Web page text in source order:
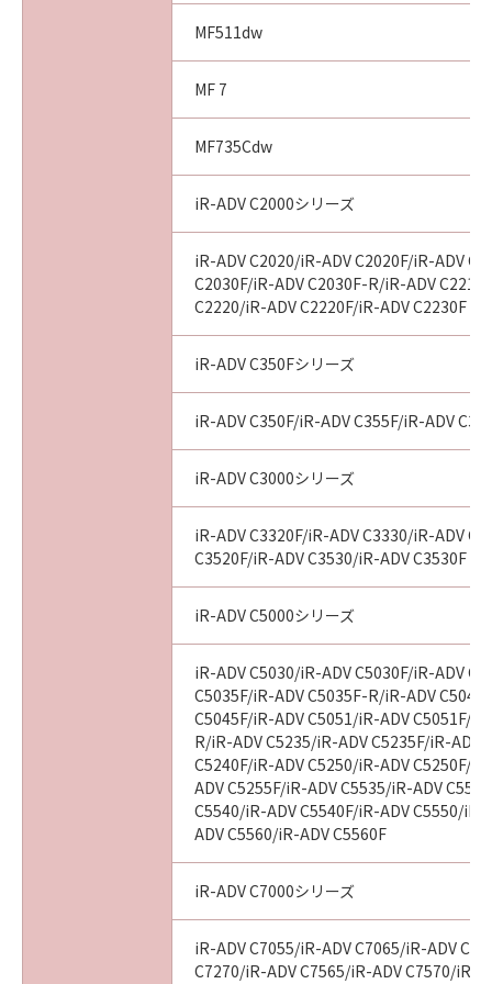
indicating your acceptance as stated below or
this Agreement by destroying the SOFTWARE
This Agreement shall also terminate if you fail
to comply with any terms hereof. Upon
termination of this Agreement, in addition to
Canon enforcing its respective legal rights,
you must then promptly destroy the
SOFTWARE including any and all copies
thereof. Notwithstanding the foregoing,
Sections 4, and 7 through 11 shall survive any
termination of this Agreement.
9. U.S. GOVERNMENT RESTRICTED RIGHTS
A "US Government End User" shall mean any
United States. If you are a US Government
End User, the following shall apply: The
SOFTWARE is a "commercial item," as that
term is defined at 48 C.F.R. 2.101 (October
1995), consisting of "commercial computer
software documentation," as such terms are
used in 48 C.F.R. 12.212 (September 1995).
Consistent with 48 C.F.R. 12.212 and 48 C.F.R.
227.7202-1 through 227.7202-4 (June 1995),
all U.S. Government End Users shall acquire
the SOFTWARE with only those rights set
forth herein. The manufacturer is Canon
Inc./30-2, Shimomaruko 3-chome, Ohta-ku,
Tokyo 146-8501, Japan.
10. SEVERABILITY
In the event that any section hereof is
MF511dw
MF 7
MF735Cdw
iR-ADV C2000シリーズ
iR-ADV C2020/iR-ADV C2020F/iR-ADV
C2030F/iR-ADV C2030F-R/iR-ADV
C2220/iR-ADV C2220F/iR-ADV C2230F
iR-ADV C350Fシリーズ
iR-ADV C350F/iR-ADV C355F/iR-ADV
iR-ADV C3000シリーズ
iR-ADV C3320F/iR-ADV C3330/iR-ADV
C3520F/iR-ADV C3530/iR-ADV C3530F
iR-ADV C5000シリーズ
iR-ADV C5030/iR-ADV C5030F/iR-ADV
C5035F/iR-ADV C5035F-R/iR-ADV
C5045F/iR-ADV C5051/iR-ADV C5051F/
R/iR-ADV C5235/iR-ADV C5235F/iR-ADV
C5240F/iR-ADV C5250/iR-ADV C5250F/
ADV C5255F/iR-ADV C5535/iR-ADV
C5540/iR-ADV C5540F/iR-ADV C5550/iR-
ADV C5560/iR-ADV C5560F
iR-ADV C7000シリーズ
iR-ADV C7055/iR-ADV C7065/iR-ADV
C7270/iR-ADV C7565/iR-ADV C7570/iR-